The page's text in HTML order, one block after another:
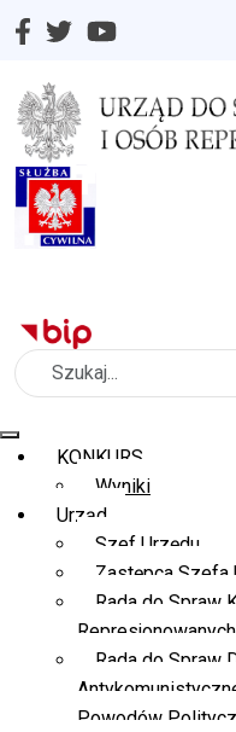
Wybierz swój język
Szukaj
KONKURS
Wyniki
Urząd
Szef Urzędu
Zastępca Szefa
Rada do Spraw
Represjonowanych
Rada do Spraw
Powodów